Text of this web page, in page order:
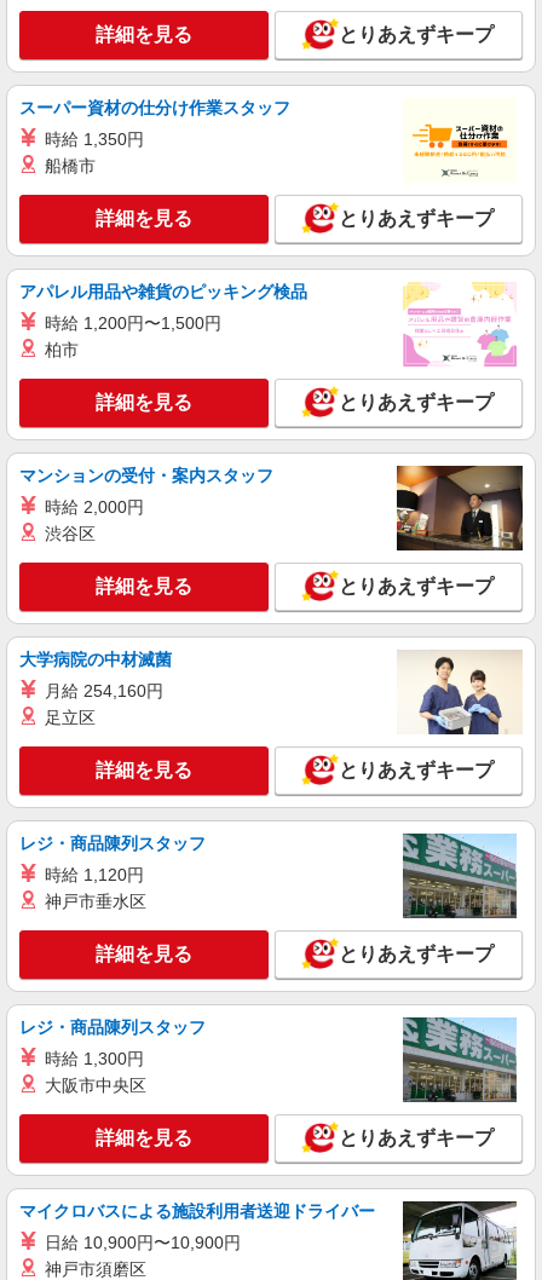
詳細を見る とりあえずキープ
スーパー資材の仕分け作業スタッフ
時給 1,350円
船橋市
詳細を見る とりあえずキープ
アパレル用品や雑貨のピッキング検品
時給 1,200円〜1,500円
柏市
詳細を見る とりあえずキープ
マンションの受付・案内スタッフ
時給 2,000円
渋谷区
詳細を見る とりあえずキープ
大学病院の中材滅菌
月給 254,160円
足立区
詳細を見る とりあえずキープ
レジ・商品陳列スタッフ
時給 1,120円
神戸市垂水区
詳細を見る とりあえずキープ
レジ・商品陳列スタッフ
時給 1,300円
大阪市中央区
詳細を見る とりあえずキープ
マイクロバスによる施設利用者送迎ドライバー
日給 10,900円〜10,900円
神戸市須磨区